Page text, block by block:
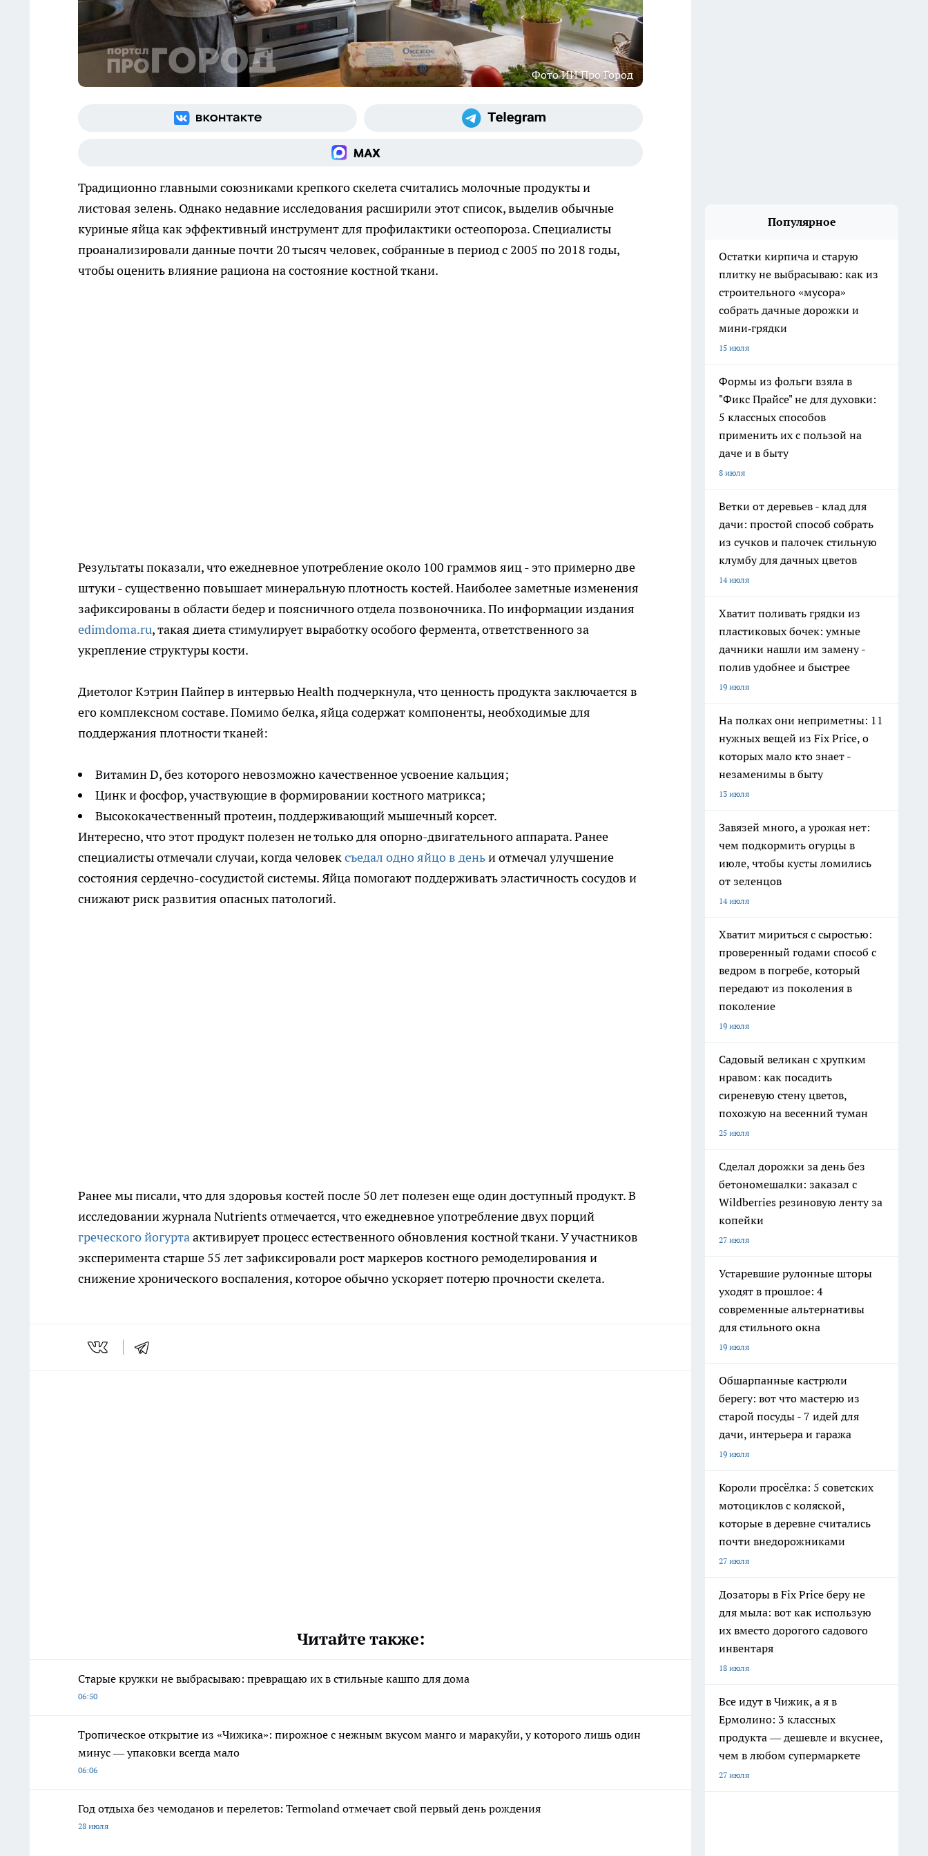
Фото ИИ Про Город
Традиционно главными союзниками крепкого скелета считались молочные продукты и
листовая зелень. Однако недавние исследования расширили этот список, выделив обычные
куриные яйца как эффективный инструмент для профилактики остеопороза. Специалисты
проанализировали данные почти 20 тысяч человек, собранные в период с 2005 по 2018 годы,
чтобы оценить влияние рациона на состояние костной ткани.
Результаты показали, что ежедневное употребление около 100 граммов яиц - это примерно две
штуки - существенно повышает минеральную плотность костей. Наиболее заметные изменения
зафиксированы в области бедер и поясничного отдела позвоночника. По информации издания
edimdoma.ru, такая диета стимулирует выработку особого фермента, ответственного за
укрепление структуры кости.
Диетолог Кэтрин Пайпер в интервью Health подчеркнула, что ценность продукта заключается в
его комплексном составе. Помимо белка, яйца содержат компоненты, необходимые для
поддержания плотности тканей:
Витамин D, без которого невозможно качественное усвоение кальция;
Цинк и фосфор, участвующие в формировании костного матрикса;
Высококачественный протеин, поддерживающий мышечный корсет.
Интересно, что этот продукт полезен не только для опорно-двигательного аппарата. Ранее
специалисты отмечали случаи, когда человексъедал одно яйцо в деньи отмечал улучшение
состояния сердечно-сосудистой системы. Яйца помогают поддерживать эластичность сосудов и
снижают риск развития опасных патологий.
Ранее мы писали, что для здоровья костей после 50 лет полезен еще один доступный продукт. В
исследовании журнала Nutrients отмечается, что ежедневное употребление двух порций
греческого йогуртаактивирует процесс естественного обновления костной ткани. У участников
эксперимента старше 55 лет зафиксировали рост маркеров костного ремоделирования и
снижение хронического воспаления, которое обычно ускоряет потерю прочности скелета.
Читайте также:
Старые кружки не выбрасываю: превращаю их в стильные кашпо для дома
06:50
Тропическое открытие из «Чижика»: пирожное с нежным вкусом манго и маракуйи, у которого лишь один
минус — упаковки всегда мало
06:06
Год отдыха без чемоданов и перелетов: Termoland отмечает свой первый день рождения
28 июля
Популярное
Остатки кирпича и старую
плитку не выбрасываю: как из
строительного «мусора»
собрать дачные дорожки и
мини‑грядки
15 июля
Формы из фольги взяла в
"Фикс Прайсе" не для духовки:
5 классных способов
применить их с пользой на
даче и в быту
8 июля
Ветки от деревьев - клад для
дачи: простой способ собрать
из сучков и палочек стильную
клумбу для дачных цветов
14 июля
Хватит поливать грядки из
пластиковых бочек: умные
дачники нашли им замену -
полив удобнее и быстрее
19 июля
На полках они неприметны: 11
нужных вещей из Fix Price, о
которых мало кто знает -
незаменимы в быту
13 июля
Завязей много, а урожая нет:
чем подкормить огурцы в
июле, чтобы кусты ломились
от зеленцов
14 июля
Хватит мириться с сыростью:
проверенный годами способ с
ведром в погребе, который
передают из поколения в
поколение
19 июля
Садовый великан с хрупким
нравом: как посадить
сиреневую стену цветов,
похожую на весенний туман
25 июля
Сделал дорожки за день без
бетономешалки: заказал с
Wildberries резиновую ленту за
копейки
27 июля
Устаревшие рулонные шторы
уходят в прошлое: 4
современные альтернативы
для стильного окна
19 июля
Обшарпанные кастрюли
берегу: вот что мастерю из
старой посуды - 7 идей для
дачи, интерьера и гаража
19 июля
Короли просёлка: 5 советских
мотоциклов с коляской,
которые в деревне считались
почти внедорожниками
27 июля
Дозаторы в Fix Price беру не
для мыла: вот как использую
их вместо дорогого садового
инвентаря
18 июля
Все идут в Чижик, а я в
Ермолино: 3 классных
продукта — дешевле и вкуснее,
чем в любом супермаркете
27 июля